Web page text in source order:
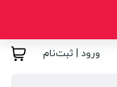
ورود | ثبت‌نام